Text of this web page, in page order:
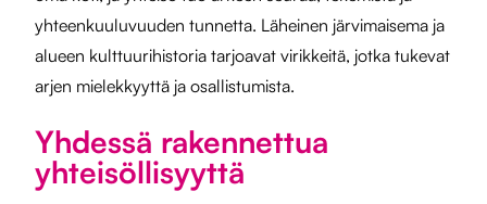
yhteenkuuluvuuden tunnetta. Läheinen järvimaisema ja
alueen kulttuurihistoria tarjoavat virikkeitä, jotka tukevat
arjen mielekkyyttä ja osallistumista.
Yhdessä rakennettua
yhteisöllisyyttä